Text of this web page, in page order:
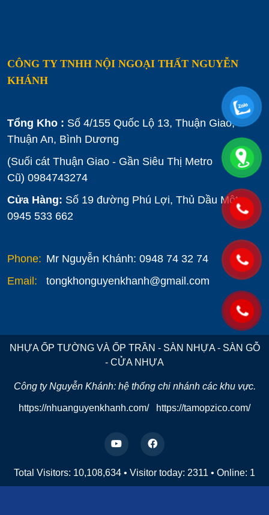
CÔNG TY TNHH NỘI NGOẠI THẤT NGUYỄN
KHÁNH
Tổng Kho : Số 4/155 Quốc Lộ 13, Thuận Giao,
Thuận An, Bình Dương
(Suối cát Thuận Giao - Gần Siêu Thị Metro
Cũ) 0984743274
Cửa Hàng: Số 19 đường Phú Lợi, Thủ Dầu Một :
0945 533 662
Phone: Mr Nguyễn Khánh: 0948 74 32 74
Email:
tongkhonguyenkhanh@gmail.com
NHỰA ỐP TƯỜNG VÀ ỐP TRẦN - SÀN NHỰA - SÀN GỖ
- CỬA NHỰA
Công ty Nguyễn Khánh: hệ thống chi nhánh các khu vực.
https://nhuanguyenkhanh.com/ https://tamopzico.com/
Total Visitors: 10,108,634 • Visitor today: 2311 • Online: 1